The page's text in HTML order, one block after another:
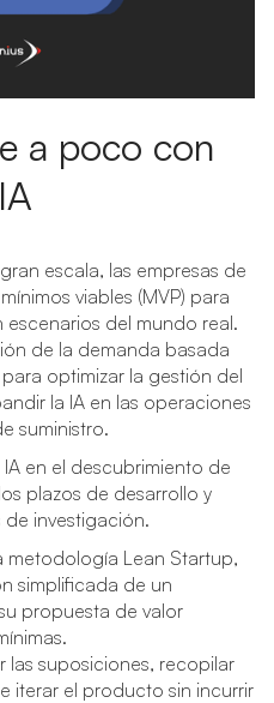
a poco con
escala, las empresas de
viables (MVP) para
del mundo real.
de la demanda basada
optimizar la gestión del
la IA en las operaciones
suministro.
en el descubrimiento de
plazos de desarrollo y
investigación.
metodología Lean Startup,
simplificada de un
propuesta de valor
las suposiciones, recopilar
iterar el producto sin incurrir